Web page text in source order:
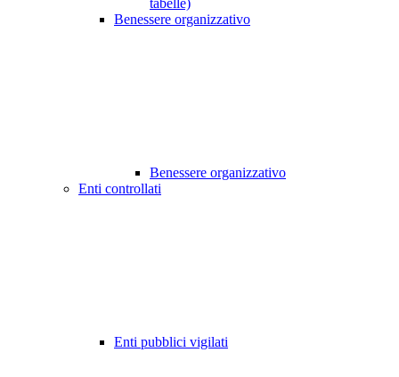
tabelle)
Benessere organizzativo
Benessere organizzativo
Enti controllati
Enti pubblici vigilati